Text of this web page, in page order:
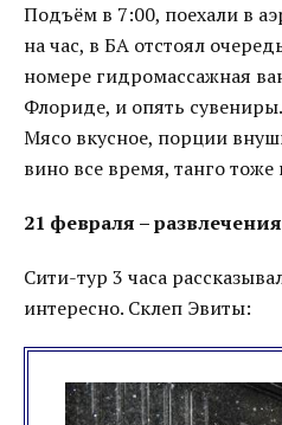
Подъём в 7:00, поехали в
на час, в БА отстоял
номере гидромассажная
Флориде, и опять
Мясо вкусное, порции
вино все время, танго тоже
21 февраля –
Сити-тур 3 часа
интересно. Склеп Эвиты: